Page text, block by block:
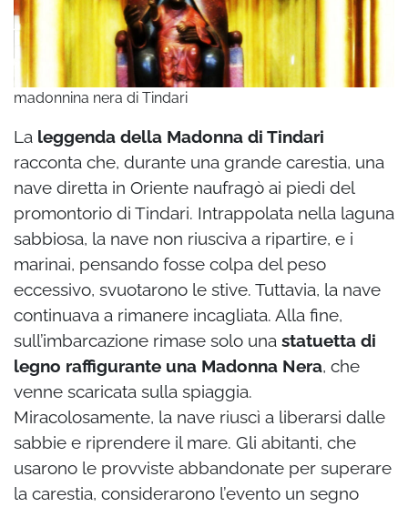
madonnina nera di Tindari
La leggenda della Madonna di Tindari
racconta che, durante una grande carestia, una
nave diretta in Oriente naufragò ai piedi del
promontorio di Tindari. Intrappolata nella laguna
sabbiosa, la nave non riusciva a ripartire, e i
marinai, pensando fosse colpa del peso
eccessivo, svuotarono le stive. Tuttavia, la nave
continuava a rimanere incagliata. Alla fine,
sull’imbarcazione rimase solo una statuetta di
legno raffigurante una Madonna Nera, che
venne scaricata sulla spiaggia.
Miracolosamente, la nave riuscì a liberarsi dalle
sabbie e riprendere il mare. Gli abitanti, che
usarono le provviste abbandonate per superare
la carestia, considerarono l’evento un segno